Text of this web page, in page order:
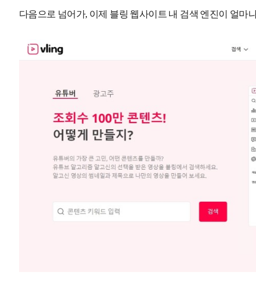
다음으로 넘어가, 이제 블링 웹사이트 내 검색 엔진이 얼마